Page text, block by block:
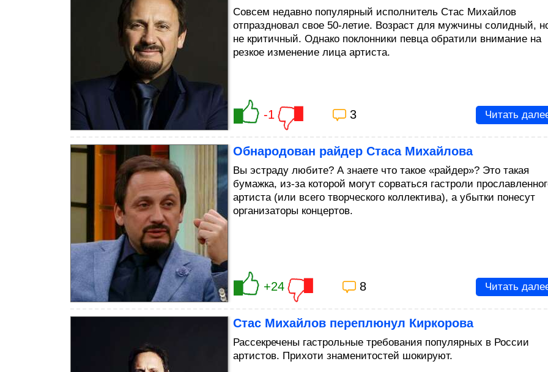
Совсем недавно популярный исполнитель Стас Михайлов
отпраздновал свое 50-летие. Возраст для мужчины солидный,
не критичный. Однако поклонники певца обратили внимание на
резкое изменение лица артиста.
-1 3 Читать
Обнародован райдер Стаса Михайлова
Вы эстраду любите? А знаете что такое «райдер»? Это такая
бумажка, из-за которой могут сорваться гастроли
артиста (или всего творческого коллектива), а убытки понесут
организаторы концертов.
+24 8 Читать
Стас Михайлов переплюнул Киркорова
Рассекречены гастрольные требования популярных в России
артистов. Прихоти знаменитостей шокируют.